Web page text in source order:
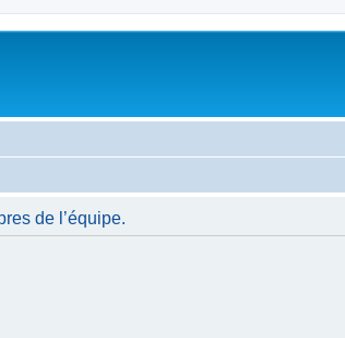
de l’équipe.